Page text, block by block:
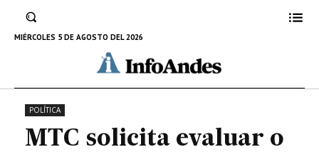
MIÉRCOLES 5 DE AGOSTO DEL 2026
duplicidad de proyectos
6 DE SEPTIEMBRE DE 2022
POLÍTICA
MTC solicita evaluar o